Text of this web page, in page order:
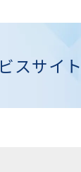
スサイト